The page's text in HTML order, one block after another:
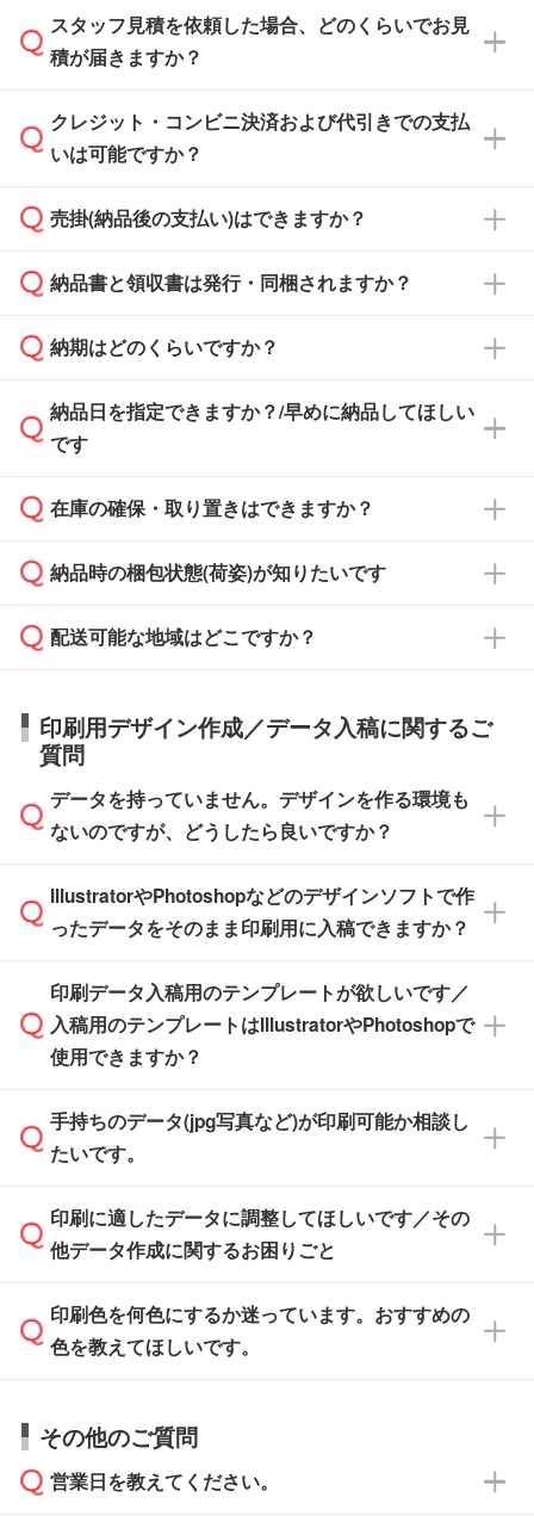
可能です。見積・注文フォームにて『ゲストの
まま進む』ボタンからお進みのうえ、ご依頼く
スタッフ見積を依頼した場合、どのくらいでお見
積が届きますか？
通常、翌営業日までにお送りしております。混
雑状況によっては、お時間をいただくこともご
依頼いただいた場合は、翌営業日以降のご連絡
クレジット・コンビニ決済および代引きでの支払
いは可能ですか？
銀行振込のみのご対応となります。
売掛(納品後の支払い)はできますか？
基本的には先入金をお願いしておりますが、自
どの場合は、月末締め翌月末払いに対応可能で
また、卒業・卒園記念品で対策委員会や個人様
校や幼稚園・保育園であれば、同様の条件でご
ご希望の際は担当スタッフまでお気軽にご相談
ください。
納品書と領収書は発行・同梱されますか？
納品書・領収書は ご依頼をいただいた場合の
ず、通常はPDFデータをメール添付でお送りし
ます。
たは注文フォームの『ご注文に関する備考欄』
納期はどのくらいですか？
・印刷する場合(500個程度)
ご入金、イメージ画像の校了から約2週間～2
ご入金確認後、1～2営業日で出荷いたしま
タッフまでお問い合わせください。
ル」に注文予定日をご入力いただくと、おおよ
その締切日や出荷目安をご確認いただけます。
品が決まりましたらお早めのご発注をお願いい
たします。
※土日祝日を除く営業日換算です。
※沖縄・離島は追加日数がかかります。
納品日を指定できますか？/早めに納品してほしい
です
ご希望の納期がある場合は、お問い合わせ・お
い。
応が可能かご案内いたします。
す。>>対象商品はこちら
※最短出荷日は商品によって異なります。各商
品ページにてご確認ください
在庫の確保・取り置きはできますか？
ご入金確認後に在庫を確保し、注文確定のご連
はできかねますので予めご了承ください。
納品時の梱包状態(荷姿)が知りたいです
商品によって異なります。各ページにある商品
す。(白箱、化粧箱、ブリスターパックなど)
【袋入り】 商品がひとつずつ袋に入っていま
す。(透明袋、デザイン袋など)
【個包装なし】 個包装がされていない状態で
※化粧箱から白箱への入れ替えや、オリジナル
箱の作成は原則承っておりません。
配送可能な地域はどこですか？
日本全国へお届けが可能です。なお、海外への
直接納品は行っておりませんので予めご了承く
ださい。
印刷用デザイン作成／データ入稿に関するご
質問
データを持っていません。デザインを作る環境も
ないのですが、どうしたら良いですか？
無料の「デザインシミュレーター」を使えば、
PCやスマホから簡単にデザインを作成できま
ザインソフトがなくても安心です。
また、「データ作成サービス
せいただければ、弊社にて無料でデザインデー
タを1点作成いたします。
IllustratorやPhotoshopなどのデザインソフトで作
ったデータをそのまま印刷用に入稿できますか？
IllustratorやPhotoshop、CLIP STUDIOなどのデ
ザインソフトでこだわりのデザインを作成した
い方は、完全データ入稿
積・ご注文フォームにアップロードしてご入稿
ください。
ご入稿後は経験豊富なスタッフがデータに不備
がないかチェックし、お客様と確認してから印
刷に進みますので、ご安心ください。
印刷データ入稿用のテンプレートが欲しいです／
入稿用のテンプレートはIllustratorやPhotoshopで
使用できますか？
一部商品は入稿用テンプレートのご用意があり
ます。各商品ページの『印刷方法・テンプレー
入稿用のテンプレートはPDF形式ですが、
IllustratorやPhotoshopで開いてご利用いただけ
方」をご確認ください。
手持ちのデータ(jpg写真など)が印刷可能か相談し
たいです。
印刷に適したデータ・解像度かどうか、担当ス
タッフが事前に確認いたします。
ムへ添付いただくか、担当スタッフ宛にメール
でお送りください。
い合わせください。
なお、印刷用データの作り方に関する詳細は、
印刷に適したデータに調整してほしいです／その
他データ作成に関するお困りごと
データ作成でお困りの際には、担当スタッフが
サポートいたしますのでお気軽にご相談くださ
から添付してお送りください。
・解像度の低いデータをトレース/調整してほ
印刷色を何色にするか迷っています。おすすめの
色を教えてほしいです。
お見積・ご注文・
相談いただきますと、担当スタッフがお客様の
ご希望や商品の本体色を確認し、印刷色をご提
その他のご質問
営業日を教えてください。